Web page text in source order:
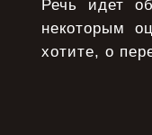
Речь идет
некоторым
хотите, о